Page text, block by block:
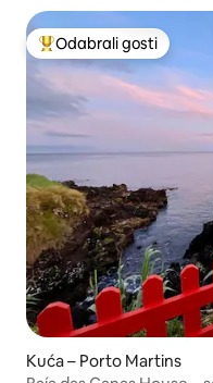
Među najviše
Odabrali gosti
Kuća – Porto Martins